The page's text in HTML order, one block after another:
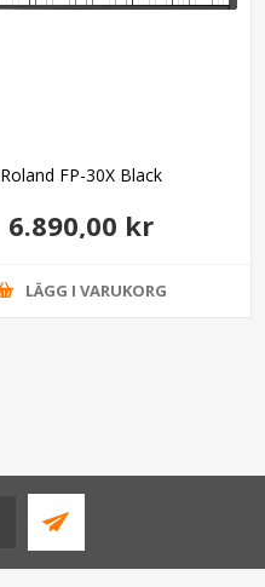
Roland FP-30X Black
6.890,00 kr
LÄGG I VARUKORG